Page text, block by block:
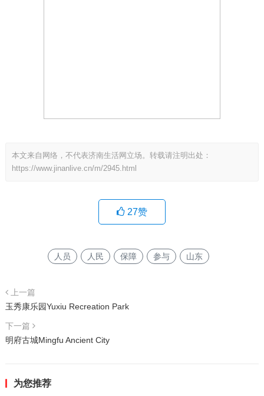
本文来自网络，不代表济南生活网立场。转载请注明出处：
https://www.jinanlive.cn/m/2945.html
27赞
人员 人民 保障 参与 山东
上一篇
玉秀康乐园Yuxiu Recreation Park
下一篇
明府古城Mingfu Ancient City
为您推荐